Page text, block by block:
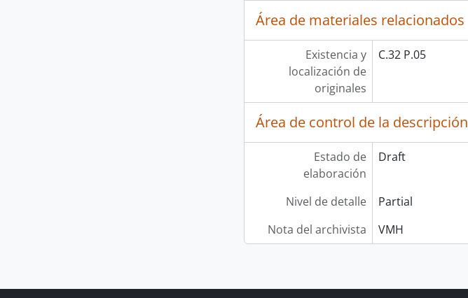
Área de materiales relacionados
Existencia y
localización de
originales
C.32 P.05
Área de control de la descripción
Estado de
elaboración
Draft
Nivel de detalle
Partial
Nota del archivista
VMH